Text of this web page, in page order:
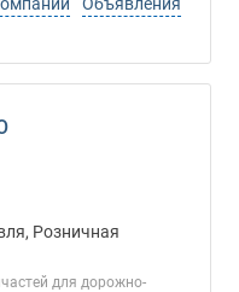
Розничная
для дорожно-